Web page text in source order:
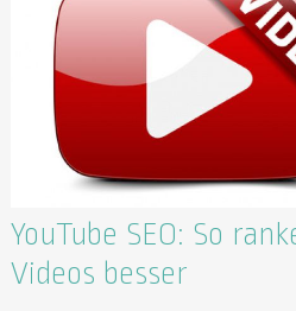
YouTube SEO: So
Videos besser